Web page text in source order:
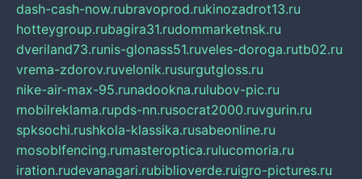
dash-cash-now.rubravoprod.rukinozadrot13.ru
hotteygroup.rubagira31.rudommarketnsk.ru
dveriland73.runis-glonass51.ruveles-doroga.rutb02.ru
vrema-zdorov.ruvelonik.rusurgutgloss.ru
nike-air-max-95.runadookna.rulubov-pic.ru
mobilreklama.rupds-nn.rusocrat2000.ruvgurin.ru
spksochi.rushkola-klassika.rusabeonline.ru
mosoblfencing.rumasteroptica.rulucomoria.ru
iration.rudevanagari.rubiblioverde.ruigro-pictures.ru